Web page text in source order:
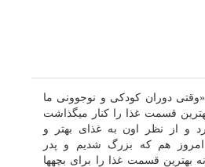
دوران کودکی و نوجوونی ما
قسمت غذا را کنار می‏گذاشت
و از نظر اون به غذای بهتر و
هم که بزرگ شدیم و پدر
بهترین قسمت غذا را برای بچه‏ها